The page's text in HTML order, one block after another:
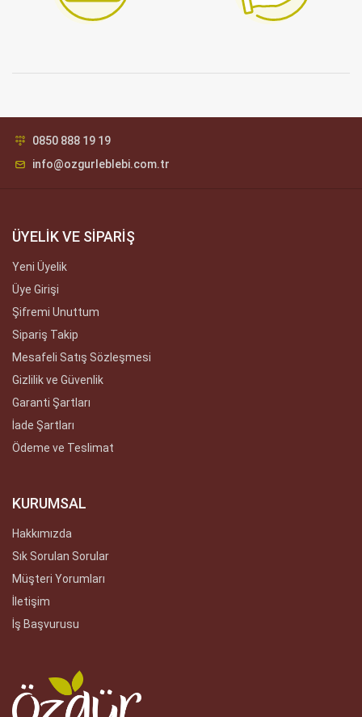
0850 888 19 19
info@ozgurleblebi.com.tr
ÜYELİK VE SİPARİŞ
Yeni Üyelik
Üye Girişi
Şifremi Unuttum
Sipariş Takip
Mesafeli Satış Sözleşmesi
Gizlilik ve Güvenlik
Garanti Şartları
İade Şartları
Ödeme ve Teslimat
KURUMSAL
Hakkımızda
Sık Sorulan Sorular
Müşteri Yorumları
İletişim
İş Başvurusu